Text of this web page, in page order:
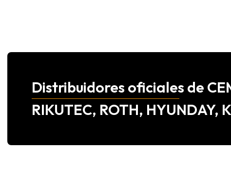
Distribuidores oficiales de
RIKUTEC, ROTH, HYUNDAY,